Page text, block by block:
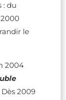
: du
2000
le
2004
Dès 2009